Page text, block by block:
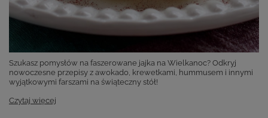
Szukasz pomysłów na faszerowane jajka na Wielkanoc? Odkryj
nowoczesne przepisy z awokado, krewetkami, hummusem i innymi
wyjątkowymi farszami na świąteczny stół!
Czytaj więcej